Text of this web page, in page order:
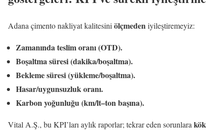
Adana çimento nakliyat kalitesiniölçmedeniyileştiremeyiz:
Zamanında teslim oranı (OTD).
Boşaltma süresi (dakika/boşaltma).
Bekleme süresi (yükleme/boşaltma).
Hasar/uygunsuzluk oranı.
Karbon yoğunluğu (km/lt–ton başına).
Vital A.Ş., bu KPI’ları aylık raporlar; tekrar eden sorunlarakök